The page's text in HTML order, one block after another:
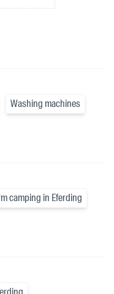
Washing machines
camping in Eferding